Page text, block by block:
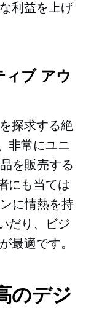
利益を上げ
ィブ アウ
探求する絶
非常にユニ
を販売する
にも当ては
に情熱を持
だり、ビジ
最適です。
のデジ